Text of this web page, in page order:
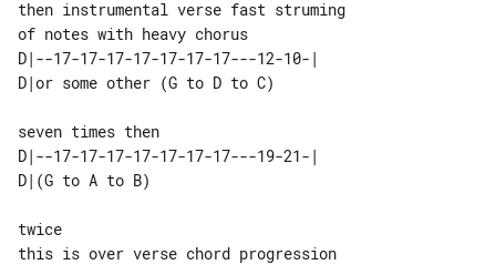
then instrumental verse fast struming
D|--17-17-17-17-17-17-17---12-10-|
seven times then
D|--17-17-17-17-17-17-17---19-21-|
twice
this is over verse chord progression